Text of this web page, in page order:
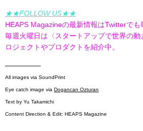
★★FOLLOW US★★
HEAPS Magazineの最新情報はTwitterでも
毎週火曜日は〈スタートアップで世界の
ロジェクトやプロダクトを紹介中。
—————
All images via SoundPrint
Eye catch image via Dogancan Ozturan
Text by Yu Takamichi
Content Direction & Edit: HEAPS Magazine